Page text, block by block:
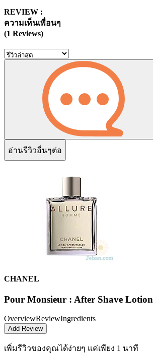
REVIEW :
ความเห็นเพื่อนๆ
(1 Reviews)
อ่านรีวิวอื่นๆต่อ
CHANEL
Pour Monsieur : After Shave Lotion
OverviewReviewIngredients
Add Review
เพิ่มรีวิวของคุณได้ง่ายๆ แค่เพียง 1 นาที